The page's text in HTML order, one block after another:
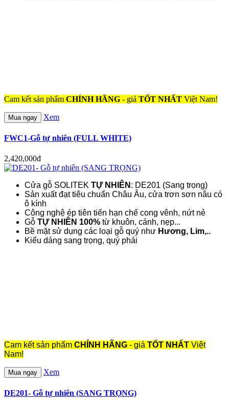
Cam kết sản phẩm CHÍNH HÃNG - giá TỐT NHẤT Việt Nam!
Mua ngay Xem
FWC1-Gỗ tự nhiên (FULL WHITE)
2,420,000đ
Cửa gỗ SOLITEK TỰ NHIÊN : DE201 (Sang trọng)
Sản xuất đạt tiêu chuẩn Châu Âu, cửa trơn sơn nâu có
ô kính
Công nghệ ép tiên tiến hạn chế cong vênh, nứt nẻ
Gỗ TỰ NHIÊN 100% từ khuôn, cánh, nẹp...
Bề mặt sử dụng các loại gỗ quý như Hương, Lim,..
Kiểu dáng sang trọng, quý phái
Cam kết sản phẩm CHÍNH HÃNG - giá TỐT NHẤT Việt
Nam!
Mua ngay Xem
DE201- Gỗ tự nhiên (SANG TRỌNG)